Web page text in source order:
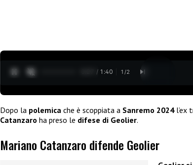
0:28 / 1:40 1 /2
Dopo la polemica che è scoppiata a Sanremo 2024l’ex
Catanzaro ha preso le difese di Geolier.
Mariano Catanzaro difende Geolier